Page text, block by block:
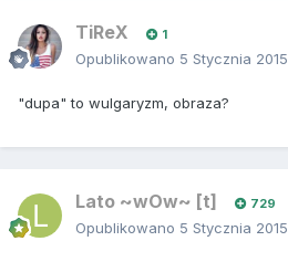
TiReX 1
Opublikowano 5 Stycznia 2015
"dupa" to wulgaryzm, obraza?
Lato ~wOw~ [t] 729
Opublikowano 5 Stycznia 2015